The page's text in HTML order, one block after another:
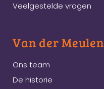
Veelgestelde vragen
Van der Meulen
Ons team
De historie